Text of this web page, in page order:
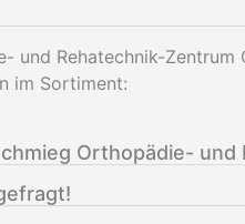
und Rehatechnik-
im Sortiment:
Orthopädie- und